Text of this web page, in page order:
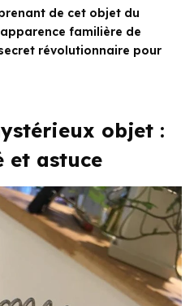
de cet objet du
familière de
révolutionnaire pour
objet :
et astuce